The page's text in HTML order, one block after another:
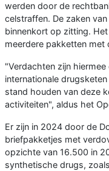
werden door de
celstraffen. De zaken
binnenkort op zitting.
meerdere pakketten
"Verdachten zijn
internationale
stand houden van deze
activiteiten", aldus het
Er zijn in 2024 door de
briefpakketjes met
opzichte van 16.500 in
synthetische drugs,